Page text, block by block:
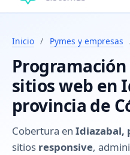
Inicio / Pymes y empresas
sitios web en
provincia de
Cobertura en Idiazabal,
sitios responsive,